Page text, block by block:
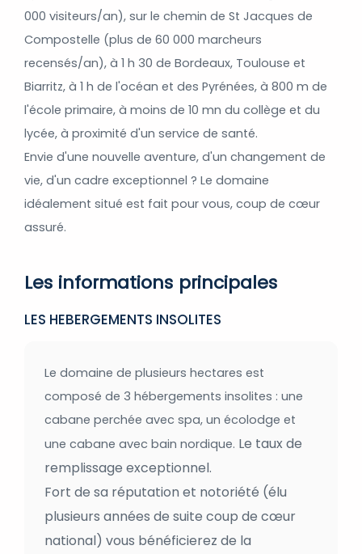
000 visiteurs/an), sur le chemin de St Jacques de
Compostelle (plus de 60 000 marcheurs
recensés/an), à 1 h 30 de Bordeaux, Toulouse et
Biarritz, à 1 h de l'océan et des Pyrénées, à 800 m de
l'école primaire, à moins de 10 mn du collège et du
lycée, à proximité d'un service de santé.
Envie d'une nouvelle aventure, d'un changement de
vie, d'un cadre exceptionnel ? Le domaine
idéalement situé est fait pour vous, coup de cœur
assuré.
Les informations principales
LES HEBERGEMENTS INSOLITES
Le domaine de plusieurs hectares est
composé de 3 hébergements insolites : une
cabane perchée avec spa, un écolodge et
une cabane avec bain nordique. Le taux de
remplissage exceptionnel.
Fort de sa réputation et notoriété (élu
plusieurs années de suite coup de cœur
national) vous bénéficierez de la